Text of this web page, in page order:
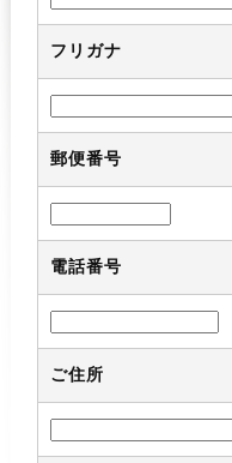
フリガナ
郵便番号
電話番号
ご住所